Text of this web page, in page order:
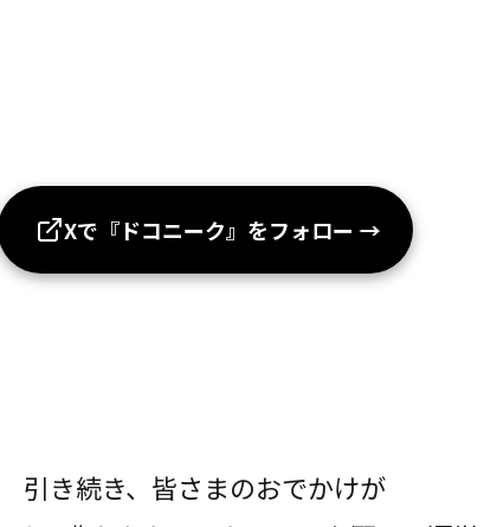
Xで『ドコニーク』をフォロー →
引き続き、皆さまのおでかけが